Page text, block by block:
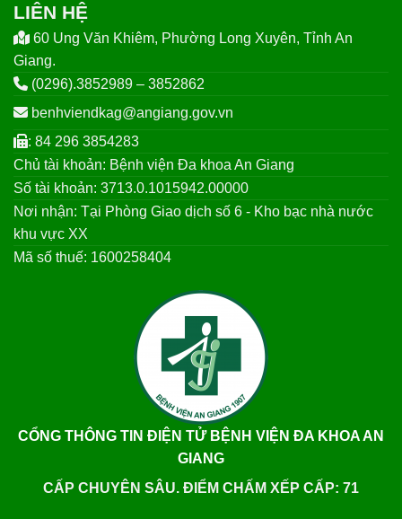
LIÊN HỆ
60 Ung Văn Khiêm, Phường Long Xuyên, Tỉnh An
Giang.
(0296).3852989 – 3852862
benhviendkag@angiang.gov.vn
: 84 296 3854283
Chủ tài khoản: Bệnh viện Đa khoa An Giang
Số tài khoản: 3713.0.1015942.00000
Nơi nhận: Tại Phòng Giao dịch số 6 - Kho bạc nhà nước
khu vực XX
Mã số thuế: 1600258404
CỔNG THÔNG TIN ĐIỆN TỬ BỆNH VIỆN ĐA KHOA AN
GIANG
CẤP CHUYÊN SÂU. ĐIỂM CHẤM XẾP CẤP: 71